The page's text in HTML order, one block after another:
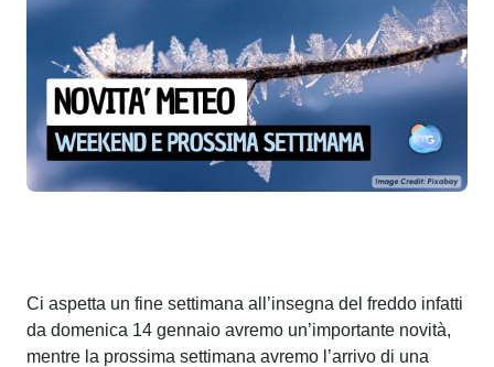
Ci aspetta un fine settimana all’insegna del freddo infatti
da domenica 14 gennaio avremo un’importante novità,
mentre la prossima settimana avremo l’arrivo di una